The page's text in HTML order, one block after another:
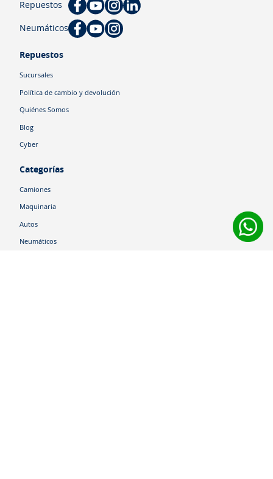
Repuestos
Neumáticos
Repuestos
Sucursales
Política de cambio y devolución
Quiénes Somos
Blog
Cyber
Categorías
Camiones
Maquinaria
Autos
Neumáticos